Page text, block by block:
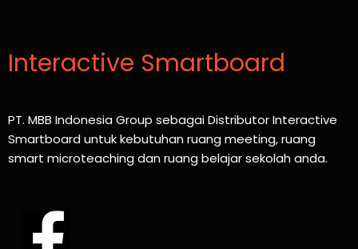
Interactive Smartboard
PT. MBB Indonesia Group sebagai Distributor Interactive
Smartboard untuk kebutuhan ruang meeting, ruang
smart microteaching dan ruang belajar sekolah anda.